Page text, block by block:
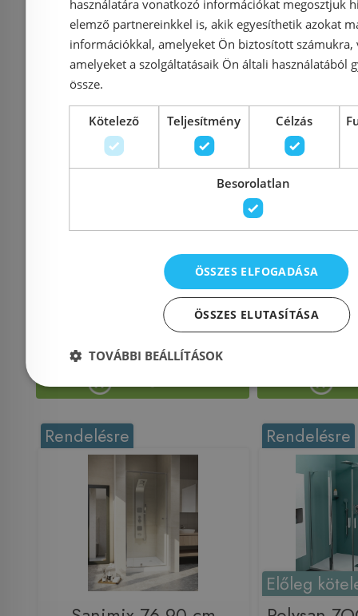
Még 1 db ezen az áron!
Radaway Essenza New
Black DWJ 100 balos
fekete zuhanyajtó,
(385014-54-01L) !
Azonosító: 197623
Cikkszám: 385014-54-01L
159 900 Ft
Kosárba
Kifutó
Radaway
140 B
(384033-
Cikkszám:
345 000 Ft
Rendelésre Rendelésre
Előleg
használatára vonatkozó információkat megosztjuk
elemző partnereinkkel is, akik egyesíthetik azokat
információkkal, amelyeket Ön biztosított számukra,
amelyeket a szolgáltatásaik Ön általi használatából
össze.
Kötelező Teljesítmény Célzás
Besorolatlan
ÖSSZES ELFOGADÁSA
ÖSSZES ELUTASÍTÁSA
TOVÁBBI BEÁLLÍTÁSOK